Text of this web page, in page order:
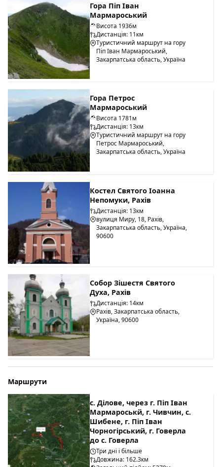
Гора Піп Іван
Мармароський
Висота 1936м
Дистанція: 11км
Туристичний маршрут на гору
Піп Іван Мармароський,
Закарпатська область, Україна
Гора Петрос
Мармароський
Висота 1781м
Дистанція: 13км
Туристичний маршрут на гору
Петрос Мармароський,
Закарпатська область, Україна
Костел Святого Іоанна
Непомуки, Рахів
Дистанція: 13км
вулиця Миру, 18, Рахів,
Закарпатська область, Україна,
90600
Собор Зішестя Святого
Духа, Рахів
Дистанція: 14км
Рахів, Закарпатська область,
Україна, 90600
Маршрути
с. Ділове, через г. Піп Іван
Мармароськй, г. Чивчин, с.
Шибене, г. Піп Іван
Чорногірський, г. Говерла
до с. Говерла
Три дні і більше
Довжина: 162.3км